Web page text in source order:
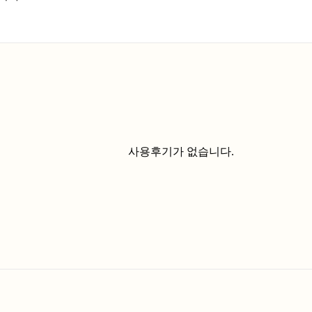
사용후기가 없습니다.